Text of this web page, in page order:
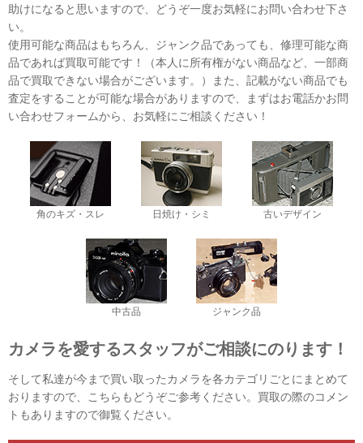
助けになると思いますので、どうぞ一度お気軽にお問い合わせ下さ
い。
使用可能な商品はもちろん、ジャンク品であっても、修理可能な商
品であれば買取可能です！（本人に所有権がない商品など、一部商
品で買取できない場合がございます。）また、記載がない商品でも
査定をすることが可能な場合がありますので、まずはお電話かお問
い合わせフォームから、お気軽にご相談ください！
角のキズ・スレ 日焼け・シミ 古いデザイン
中古品 ジャンク品
カメラを愛するスタッフがご相談にのります！
そして私達が今まで買い取ったカメラを各カテゴリごとにまとめて
おりますので、こちらもどうぞご参考ください。買取の際のコメン
トもありますので御覧ください。